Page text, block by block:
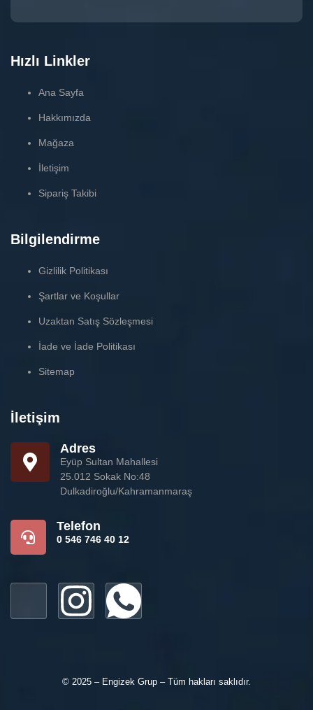
Hızlı Linkler
Ana Sayfa
Hakkımızda
Mağaza
İletişim
Sipariş Takibi
Bilgilendirme
Gizlilik Politikası
Şartlar ve Koşullar
Uzaktan Satış Sözleşmesi
İade ve İade Politikası
Sitemap
İletişim
Adres
Eyüp Sultan Mahallesi
25.012 Sokak No:48
Dulkadiroğlu/Kahramanmaraş
Telefon
0 546 746 40 12
© 2025 – Engizek Grup – Tüm hakları saklıdır.